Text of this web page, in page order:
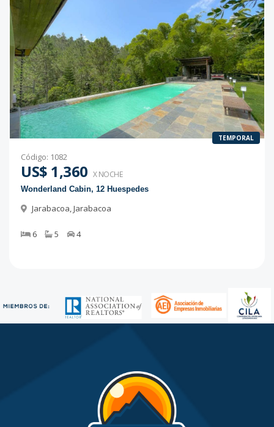
TEMPORAL
Código: 1082
US$ 1,360 X NOCHE
Wonderland Cabin, 12 Huespedes
Jarabacoa,Jarabacoa
6 5 4